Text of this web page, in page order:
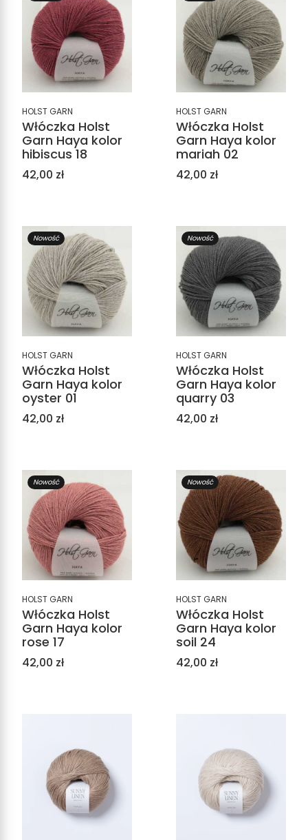
HOLST GARN
Włóczka Holst
Garn Haya kolor
hibiscus 18
Cena
42,00 zł
HOLST GARN
Włóczka Holst
Garn Haya kolor
mariah 02
Cena
42,00 zł
Nowość
HOLST GARN
Włóczka Holst
Garn Haya kolor
oyster 01
Cena
42,00 zł
Nowość
HOLST GARN
Włóczka Holst
Garn Haya kolor
quarry 03
Cena
42,00 zł
Nowość
HOLST GARN
Włóczka Holst
Garn Haya kolor
rose 17
Cena
42,00 zł
Nowość
HOLST GARN
Włóczka Holst
Garn Haya kolor
soil 24
Cena
42,00 zł